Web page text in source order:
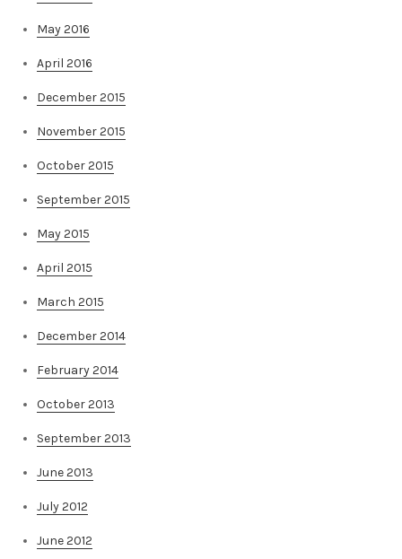
May 2016
April 2016
December 2015
November 2015
October 2015
September 2015
May 2015
April 2015
March 2015
December 2014
February 2014
October 2013
September 2013
June 2013
July 2012
June 2012